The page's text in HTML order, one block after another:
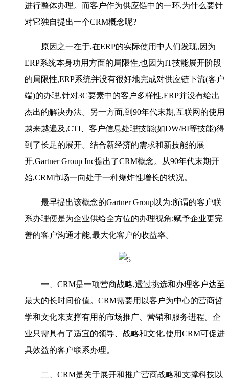
进行整体办理。而客户作为供应链中的一环,为什么要针
对它独自提出一个CRM概念呢?
原因之一在于,在ERP的实际使用中人们发现,因为
ERP系统本身功用方面的局限性,也因为IT技能展开阶段
的局限性,ERP系统并没有很好地完成对供应链下流(客户
端)的办理,针对3C要素中的客户多样性,ERP并没有给出
杰出的解决办法。另一方面,到90年代末期,互联网的使用
越来越遍及,CTI、客户信息处理技能(如DW/BI等技能)得
到了长足的展开。结合新经济的需求和新技能的展
开,Gartner Group Inc提出了CRM概念。从90年代末期开
始,CRM市场一向处于一种爆炸性增长的状况。
最早提出该概念的Gartner Group以为:所谓的客户联
系办理便是为企业供给全方位的办理视角;赋予企业更完
善的客户沟通才能,最大化客户的收益率。
一、CRM是一项营商战略,透过挑选和办理客户达至
最大的长时间价值。CRM需要用以客户为中心的营商哲
学和文化来支撑有用的市场推广、营销和服务进程。企
业只需具有了适宜的领导、战略和文化,使用CRM可促进
具效益的客户联系办理。
二、CRM是关于展开和推广营商战略和支撑科技以